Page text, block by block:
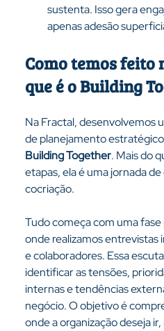
sustenta. Isso gera
apenas adesão
Como temos feito
que é o Building
Na Fractal, desenvolvemos
de planejamento
Building Together. Mais do
etapas, ela é uma jornada
cocriação.
Tudo começa com uma
onde realizamos entrevistas
e colaboradores. Essa
identificar as tensões,
internas e tendências
negócio. O objetivo é
onde a organização deseja ir,